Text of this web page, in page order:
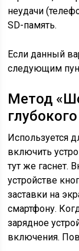
неудачи
SD-память.
Если данный
следующим
Метод
Используется
включить
тут же гаснет.
устройстве
заставки на
смартфону.
зарядное
включения.